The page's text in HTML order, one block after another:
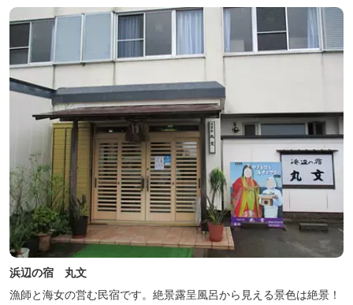
浜辺の宿 丸文
漁師と海女の営む民宿です。絶景露呈風呂から見える景色は絶景！